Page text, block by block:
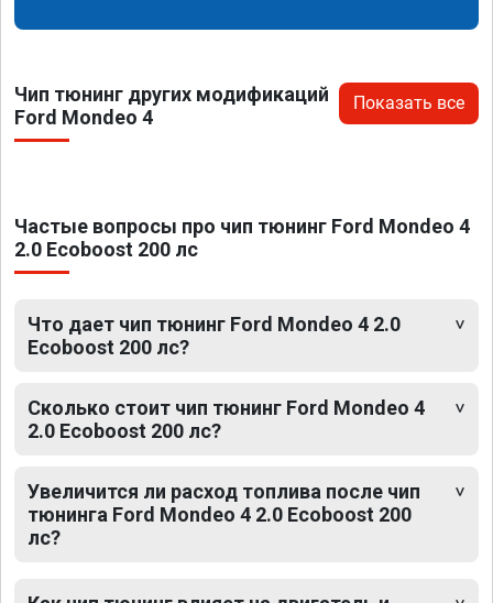
Чип тюнинг других модификаций
Ford Mondeo 4
Показать все
Частые вопросы про чип тюнинг Ford Mondeo 4
2.0 Ecoboost 200 лс
Что дает чип тюнинг Ford Mondeo 4 2.0
Ecoboost 200 лс?
Сколько стоит чип тюнинг Ford Mondeo 4
2.0 Ecoboost 200 лс?
Увеличится ли расход топлива после чип
тюнинга Ford Mondeo 4 2.0 Ecoboost 200
лс?